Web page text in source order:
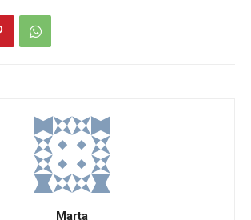
Marta